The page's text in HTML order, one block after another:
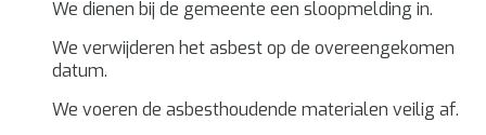
We dienen bij de gemeente een sloopmelding in.
We verwijderen het asbest op de overeengekomen
datum.
We voeren de asbesthoudende materialen veilig af.